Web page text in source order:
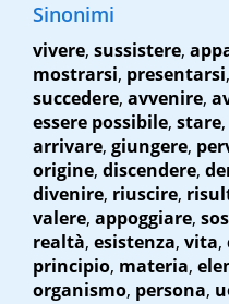
Sinonimi
vivere, sussistere,
mostrarsi, presentarsi,
succedere, avvenire,
essere possibile, stare,
arrivare, giungere,
origine, discendere,
divenire, riuscire,
valere, appoggiare,
realtà, esistenza, vita,
principio, materia,
organismo, persona,